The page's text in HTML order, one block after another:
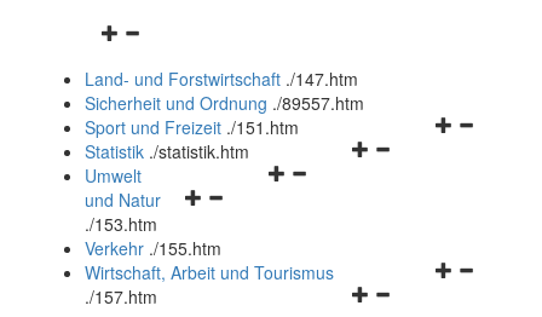
Navigationsmenü
und
schließen
Land- und Forstwirtschaft ./147.htm
Sicherheit und Ordnung ./89557.htm
Navigationsmenü
Sport und Freizeit ./151.htm
Navigationsmenü
Statistik ./statistik.htm
Navigationsmenü
und
schließen
Umwelt
und Natur
./153.htm
Verkehr ./155.htm
Navigationsmenü
Wirtschaft, Arbeit und Tourismus
./157.htm